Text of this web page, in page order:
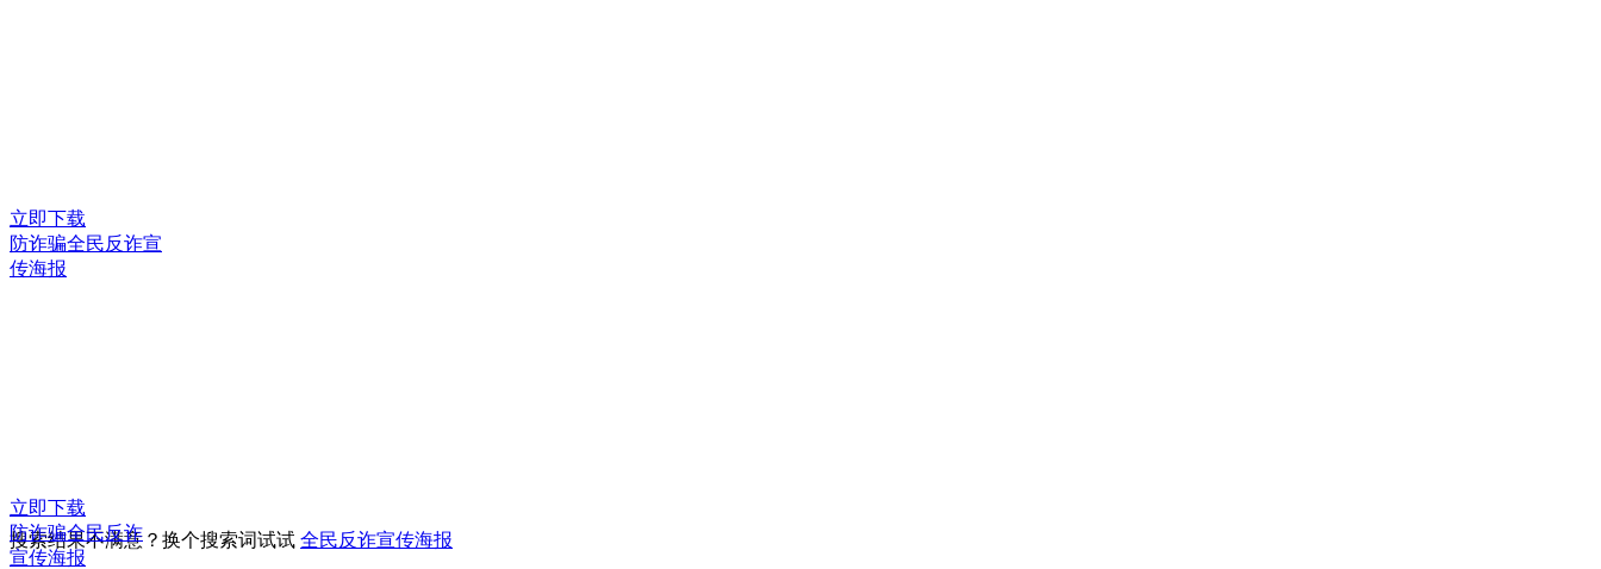
立即下载
防诈骗全民反诈宣
传海报
立即下载
防诈骗全民反诈
宣传海报
搜索结果不满意？换个搜索词试试 全民反诈宣传海报